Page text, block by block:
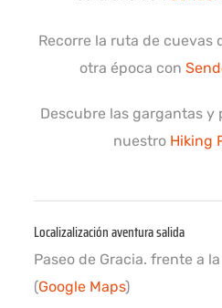
Recorre la ruta de cuevas
otra época con
Descubre las gargantas y
nuestro Hiking
Localizalización aventura salida
Paseo de Gracia. frente a
(Google Maps)